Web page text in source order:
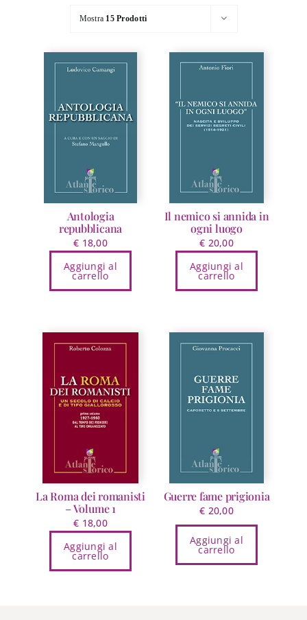
Mostra 15 Prodotti
Antologia
repubblicana
€ 18,00
Aggiungi al
carrello
Il nemico si annida in
ogni luogo
€ 20,00
Aggiungi al
carrello
La Roma dei romanisti
– Volume 1
€ 18,00
Aggiungi al
carrello
Guerre fame prigionia
€ 20,00
Aggiungi al
carrello